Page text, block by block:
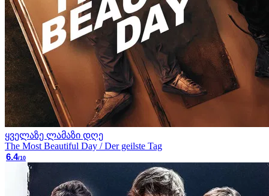
ყველაზე ლამაზი დღე
The Most Beautiful Day / Der geilste Tag
6.4/10